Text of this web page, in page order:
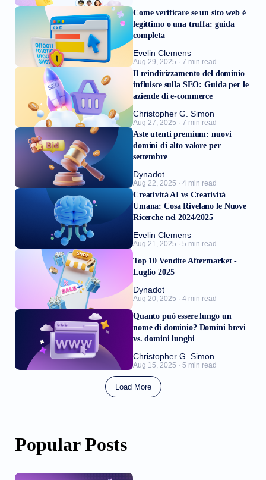
Come verificare se un sito web è
legittimo o una truffa: guida
completa
Evelin Clemens
Aug 29, 2025 · 7 min read
Il reindirizzamento del dominio
influisce sulla SEO: Guida per le
aziende di e-commerce
Christopher G. Simon
Aug 27, 2025 · 7 min read
Aste utenti premium: nuovi
domini di alto valore per
settembre
Dynadot
Aug 22, 2025 · 4 min read
Creatività AI vs Creatività
Umana: Cosa Rivelano le Nuove
Ricerche nel 2024/2025
Evelin Clemens
Aug 21, 2025 · 5 min read
Top 10 Vendite Aftermarket -
Luglio 2025
Dynadot
Aug 20, 2025 · 4 min read
Quanto può essere lungo un
nome di dominio? Domini brevi
vs. domini lunghi
Christopher G. Simon
Aug 15, 2025 · 5 min read
Load More
Popular Posts